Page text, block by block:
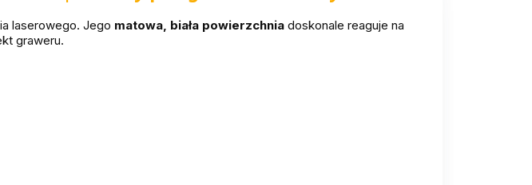
laserowego. Jego matowa, biała powierzchnia doskonale reaguje na
graweru.